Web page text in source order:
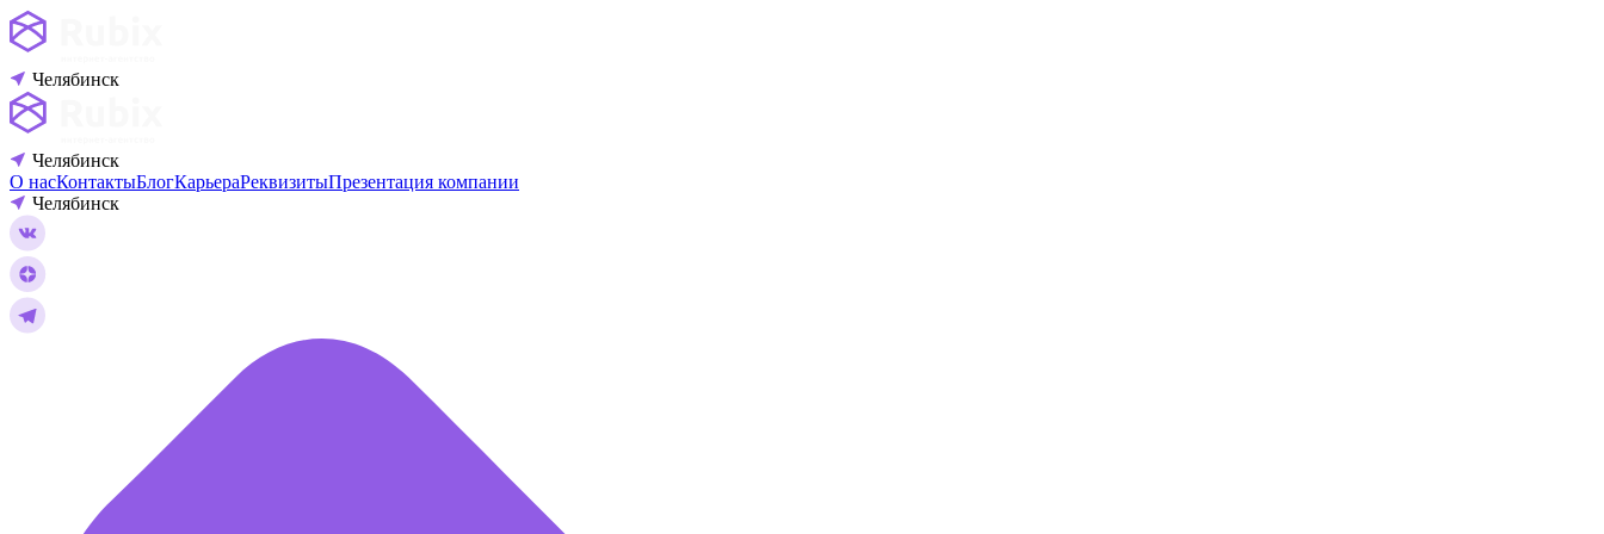
Челябинск
Челябинск
О насКонтактыБлогКарьераРеквизитыПрезентация компании
Челябинск